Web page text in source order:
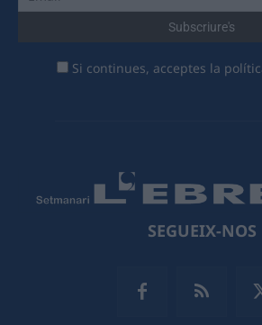
Si continues, acceptes la
SEGUEIX-NOS